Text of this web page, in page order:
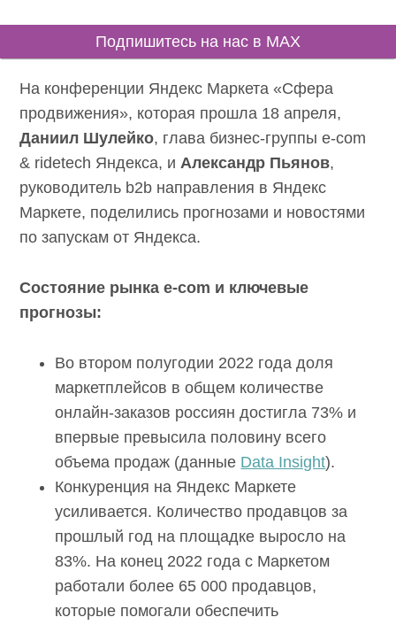
Подпишитесь на нас в MAX
На конференции Яндекс Маркета «Сфера
продвижения», которая прошла 18 апреля,
Даниил Шулейко, глава бизнес-группы e-com
& ridetech Яндекса, иАлександр Пьянов,
руководитель b2b направления в Яндекс
Маркете, поделились прогнозами и новостями
по запускам от Яндекса.
Состояние рынка e-com и ключевые
прогнозы:
Во втором полугодии 2022 года доля
маркетплейсов в общем количестве
онлайн-заказов россиян достигла 73% и
впервые превысила половину всего
объема продаж (данные Data Insight).
Конкуренция на Яндекс Маркете
усиливается. Количество продавцов за
прошлый год на площадке выросло на
83%. На конец 2022 года с Маркетом
работали более 65 000 продавцов,
которые помогали обеспечить